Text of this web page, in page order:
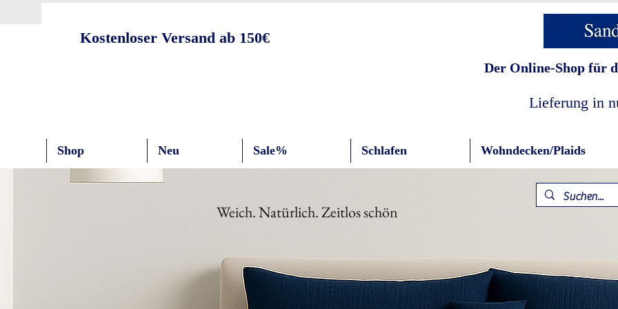
Kostenloser Versand ab 150€
Der Online-Shop für
Lieferung in
Shop Neu Sale% Schlafen Wohndecken/Plaids
Weich. Natürlich. Zeitlos schön